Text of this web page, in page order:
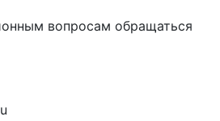
вопросам обращаться